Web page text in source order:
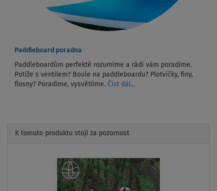
Paddleboard poradna
Paddleboardům perfektě rozumíme a rádi vám poradíme.
Potíže s ventilem? Boule na paddleboardu? Plotvičky, finy,
flosny? Poradíme, vysvětlíme. Číst dál...
K tomuto produktu stojí za pozornost
Previous